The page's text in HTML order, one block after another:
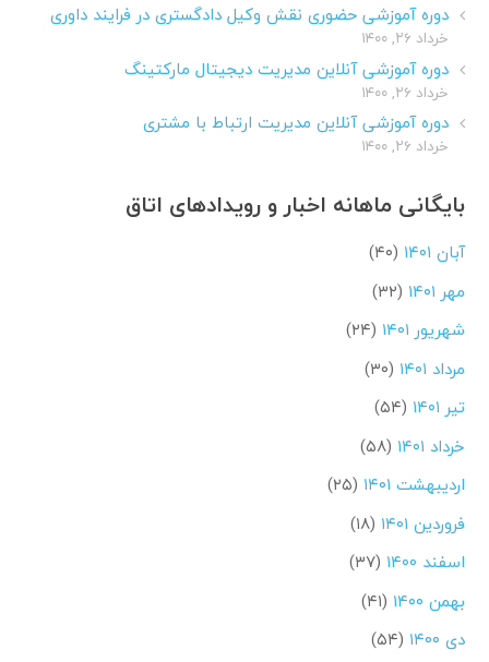
دوره آموزشی حضوری نقش وکیل دادگستری در فرایند داوری
خرداد ۲۶, ۱۴۰۰
دوره آموزشی آنلاین مدیریت دیجیتال مارکتینگ
خرداد ۲۶, ۱۴۰۰
دوره آموزشی آنلاین مدیریت ارتباط با مشتری
خرداد ۲۶, ۱۴۰۰
بایگانی ماهانه اخبار و رویدادهای اتاق
آبان ۱۴۰۱
(۴۰)
مهر ۱۴۰۱
(۳۲)
شهریور ۱۴۰۱
(۲۴)
مرداد ۱۴۰۱
(۳۰)
تیر ۱۴۰۱
(۵۴)
خرداد ۱۴۰۱
(۵۸)
اردیبهشت ۱۴۰۱
(۲۵)
فروردین ۱۴۰۱
(۱۸)
اسفند ۱۴۰۰
(۳۷)
بهمن ۱۴۰۰
(۴۱)
دی ۱۴۰۰
(۵۴)